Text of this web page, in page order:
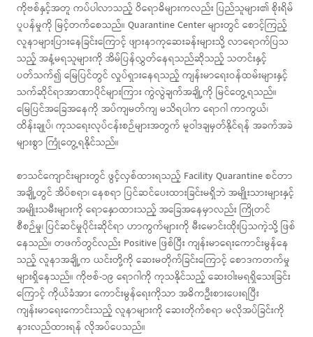
ကိုဗစ်နှင့်အတူ ကပ်ပါလာသည့် ဝိရောဓိများကလည်း ပြည်သူများ၏ စိုးရိမ်
ပူပန်မှုကို မြင့်တက်စေသည်။ Quarantine Center များတွင် စောင့်ကြည့်
လူနာများပြားနေခြင်းကြောင့် ဖျားနာကုဆေးခန်းများသို့ လာရောက်ပြသ
သည့် အနံ့မရသူများကို အိမ်ပြန်လွှတ်နေရသည်ဆိုသည့် သတင်းနှင့်
ပတ်သက်၍ မြေပြင်တွင် လှုပ်ရှားနေရသည့် ကျန်းမာရေးဝန်ထမ်းများနှင့်
သက်ဆိုင်ရာအာဏာပိုင်များကြား ကွဲလွဲချက်အချို့ကို မြင်တွေ့ရသည်။
မြေပြင်အခြေအနေကို အပ်ကျမတ်ကျ မသိရပါက ရောဂါ ကာကွယ်၊
ထိန်းချုပ်၊ ကုသရေးလုပ်ငန်းစဉ်များအတွက် မူဝါဒချမှတ်နိုင်ရန် အခက်အခဲ
များစွာ ကြုံတွေ့ရနိုင်သည်။
စာသင်ကျောင်းများတွင် ဖွင့်လှစ်ထားရသည့် Facility Quarantine စင်တာ
အချို့တွင် အိပ်စရာ၊ နေစရာ ပြင်ဆင်ပေးထားခြင်းမရှိဘဲ အမျိုးသားများနှင့်
အမျိုးသမီးများကို ရောနှောထားသည့် အခြေအနေမှာလည်း ကြိုတင်
စီစဉ်မှု၊ ပြင်ဆင်မှုပိုင်းဆိုင်ရာ ဟာကွက်များကို မီးမောင်းထိုးပြသကဲ့သို့ ဖြစ်
နေသည်။ တဖက်တွင်လည်း Positive ဖြစ်ပြီး ကျန်းမာရေးကောင်းမွန်နေ
သည့် လူနာအချို့က ယင်းတို့ကို ဆေးမတိုက်ခြင်းကြောင့် စောဒကတက်မှု
များရှိနေသည်။ ကိုဗစ်-၁၉ ရောဂါကို ကုသနိုင်သည့် ဆေးဝါးမရရှိသေးခြင်း
ကြောင့် ကိုယ်ခံအား ကောင်းမွန်ရေးကိုသာ အဓိကဦးစားပေးရပြီး
ကျန်းမာရေးကောင်းသည့် လူနာများကို ဆေးတိုက်စရာ မလိုအပ်ခြင်းကို
နားလည်ထားရန် လိုအပ်ပေသည်။